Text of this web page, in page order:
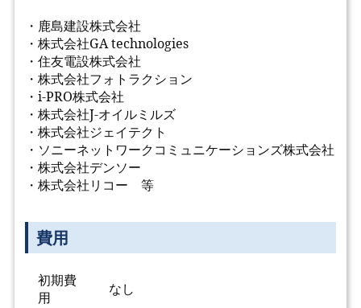
・鹿島建設株式会社
・株式会社GA technologies
・住友電設株式会社
・株式会社フォトラクション
・i-PRO株式会社
・株式会社J-オイルミルズ
・株式会社ジェイテクト
・ソニーネットワークコミュニケーションズ株式会社
・株式会社デンソー
・株式会社リコー 等
費用
初期費
用
なし